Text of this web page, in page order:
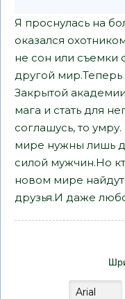
Я проснулась на
оказался
не сон или съемки
другой мир.Теперь
Закрытой
мага и стать для
соглашусь, то
мире нужны лишь
силой мужчин.Но
новом мире
друзья.И даже